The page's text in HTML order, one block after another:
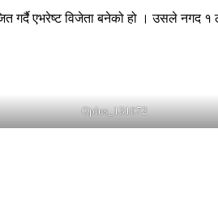
एभरेष्ट विजेता बनेको हो । उसले नगद
Oplus_131072